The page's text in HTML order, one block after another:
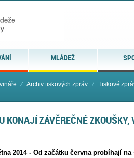
MLÁDEŽ
⁄ Archiv tiskových zpráv ⁄ Tiskové
KONAJÍ ZÁVĚREČNÉ ZKOUŠKY,
2014 - Od začátku června probíhají